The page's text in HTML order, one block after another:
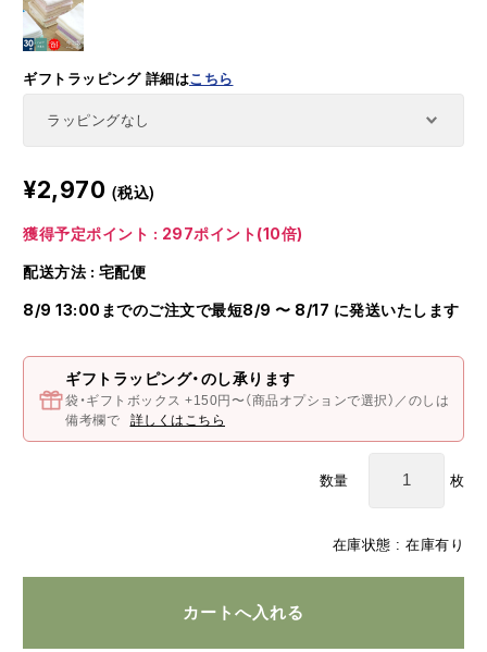
ギフトラッピング 詳細はこちら
在庫状態 : 在庫有り
¥2,970 (税込)
獲得予定ポイント : 297ポイント(10倍)
配送方法 : 宅配便
8/9 13:00までのご注文で最短8/9 〜 8/17 に発送いたします
ギフトラッピング・のし承ります
袋・ギフトボックス +150円〜（商品オプションで選択）／のしは
備考欄で
詳しくはこちら
数量 枚